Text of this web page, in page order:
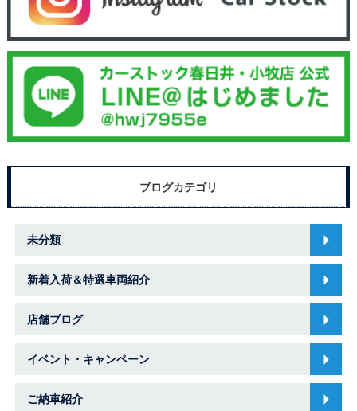
ブログカテゴリ
未分類
新着入荷＆特選車両紹介
店舗ブログ
イベント・キャンペーン
ご納車紹介